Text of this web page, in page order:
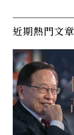
近期熱門文章